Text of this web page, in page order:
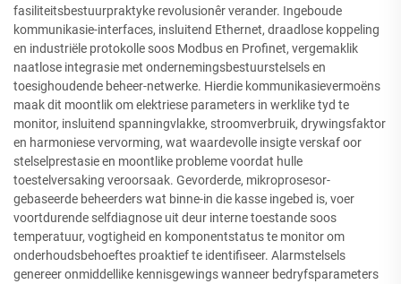
fasiliteitsbestuurpraktyke revolusionêr verander. Ingeboude
kommunikasie-interfaces, insluitend Ethernet, draadlose koppeling
en industriële protokolle soos Modbus en Profinet, vergemaklik
naatlose integrasie met ondernemingsbestuurstelsels en
toesighoudende beheer-netwerke. Hierdie kommunikasievermoëns
maak dit moontlik om elektriese parameters in werklike tyd te
monitor, insluitend spanningvlakke, stroomverbruik, drywingsfaktor
en harmoniese vervorming, wat waardevolle insigte verskaf oor
stelselprestasie en moontlike probleme voordat hulle
toestelversaking veroorsaak. Gevorderde, mikroprosesor-
gebaseerde beheerders wat binne-in die kasse ingebed is, voer
voortdurende selfdiagnose uit deur interne toestande soos
temperatuur, vogtigheid en komponentstatus te monitor om
onderhoudsbehoeftes proaktief te identifiseer. Alarmstelsels
genereer onmiddellike kennisgewings wanneer bedryfsparameters